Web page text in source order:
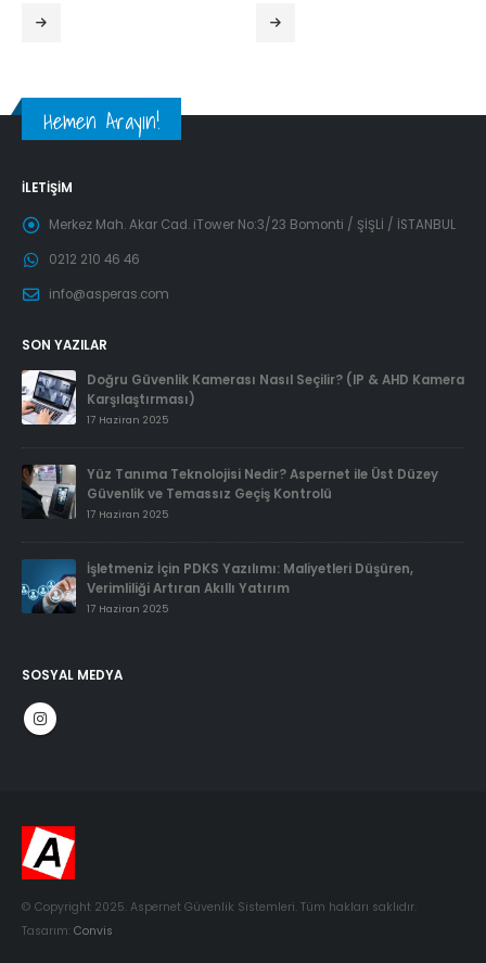
Hemen Arayın!
İLETIŞIM
Merkez Mah. Akar Cad. iTower No:3/23 Bomonti / ŞİŞLİ / İSTANBUL
0212 210 46 46
info@asperas.com
SON YAZILAR
Doğru Güvenlik Kamerası Nasıl Seçilir? (IP & AHD Kamera
Karşılaştırması)
17 Haziran 2025
Yüz Tanıma Teknolojisi Nedir? Aspernet ile Üst Düzey
Güvenlik ve Temassız Geçiş Kontrolü
17 Haziran 2025
İşletmeniz İçin PDKS Yazılımı: Maliyetleri Düşüren,
Verimliliği Artıran Akıllı Yatırım
17 Haziran 2025
SOSYAL MEDYA
© Copyright 2025. Aspernet Güvenlik Sistemleri. Tüm hakları saklıdır.
Tasarım: Convis